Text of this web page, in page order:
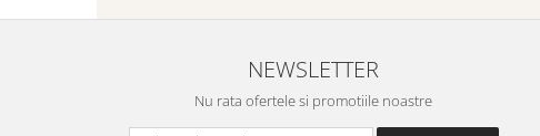
NEWSLETTER
Nu rata ofertele si promotiile noastre